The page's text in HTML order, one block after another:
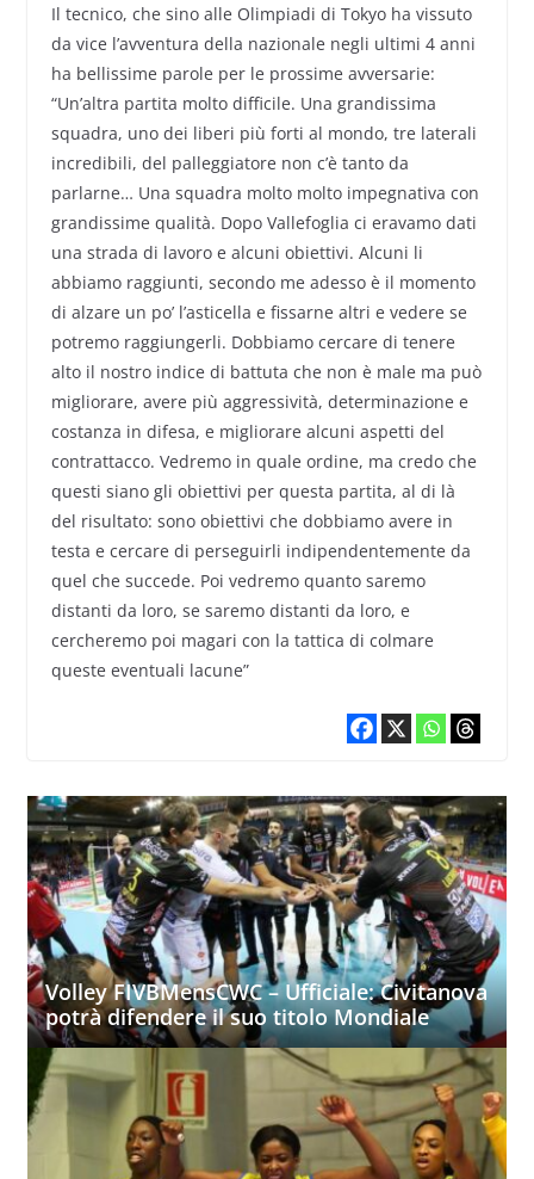
Il tecnico, che sino alle Olimpiadi di Tokyo ha vissuto
da vice l’avventura della nazionale negli ultimi 4 anni
ha bellissime parole per le prossime avversarie:
“Un’altra partita molto difficile. Una grandissima
squadra, uno dei liberi più forti al mondo, tre laterali
incredibili, del palleggiatore non c’è tanto da
parlarne… Una squadra molto molto impegnativa con
grandissime qualità. Dopo Vallefoglia ci eravamo dati
una strada di lavoro e alcuni obiettivi. Alcuni li
abbiamo raggiunti, secondo me adesso è il momento
di alzare un po’ l’asticella e fissarne altri e vedere se
potremo raggiungerli. Dobbiamo cercare di tenere
alto il nostro indice di battuta che non è male ma può
migliorare, avere più aggressività, determinazione e
costanza in difesa, e migliorare alcuni aspetti del
contrattacco. Vedremo in quale ordine, ma credo che
questi siano gli obiettivi per questa partita, al di là
del risultato: sono obiettivi che dobbiamo avere in
testa e cercare di perseguirli indipendentemente da
quel che succede. Poi vedremo quanto saremo
distanti da loro, se saremo distanti da loro, e
cercheremo poi magari con la tattica di colmare
queste eventuali lacune”
Volley FIVBMensCWC – Ufficiale: Civitanova
potrà difendere il suo titolo Mondiale